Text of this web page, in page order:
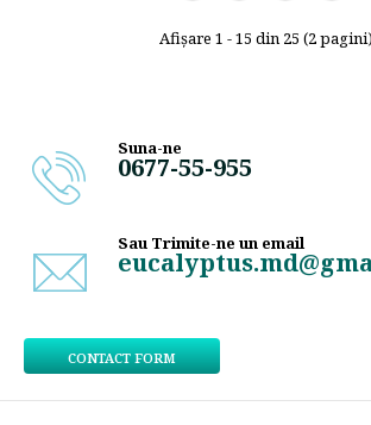
Afişare 1 - 15 din 25 (2 pagini)
Suna-ne
0677-55-955
Sau Trimite-ne un email
CONTACT FORM